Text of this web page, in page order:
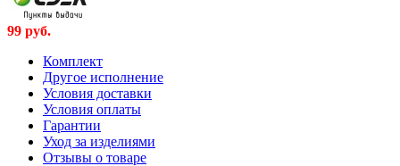
99 руб.
Комплект
Другое исполнение
Условия доставки
Условия оплаты
Гарантии
Уход за изделиями
Отзывы о товаре